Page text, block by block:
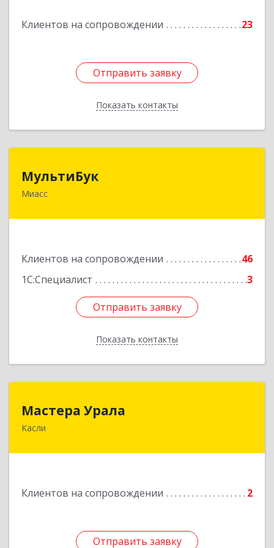
Клиентов на сопровождении 23
Отправить заявку
Показать контакты
Отправить заявку
Назад
МультиБук
Миасс
Клиентов на сопровождении
46
1С:Специалист
3
Отправить заявку
Показать контакты
456318, Челябинская обл, Миасс г, Жуковского
Отправить заявку
Назад
Мастера Урала
Касли
Клиентов на сопровождении 2
Отправить заявку
456830, Челябинская обл., г. Касли, ул. Карла
Отправить заявку